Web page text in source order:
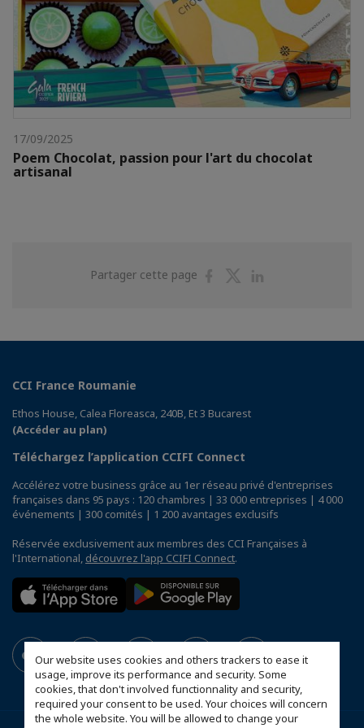
Our website uses cookies and others trackers to ease it
usage, improve its performance and security. Some
cookies, that don't involved functionnality and security,
required your consent to be used. Your choices will concern
the whole website. You will be allowed to change your
17/09/2025
Poem Chocolat, passion pour l'art du chocolat
artisanal
Partager cette page
PartagerPartager
CCI France Roumanie
Ethos House, Calea Floreasca, 240B, Et 3 Bucarest
(Accéder au plan)
Téléchargez l’application CCIFI Connect
Accélérez votre business grâce au 1er réseau privé d'entreprises
françaises dans 95 pays : 120 chambres | 33 000 entreprises | 4 000
événements | 300 comités | 1 200 avantages exclusifs
Réservée exclusivement aux membres des CCI Françaises à
l'International, découvrez l'app CCIFI Connect.